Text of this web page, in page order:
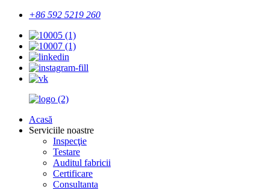
+86 592 5219 260
Acasă
Serviciile noastre
Inspecţie
Testare
Auditul fabricii
Certificare
Consultanta